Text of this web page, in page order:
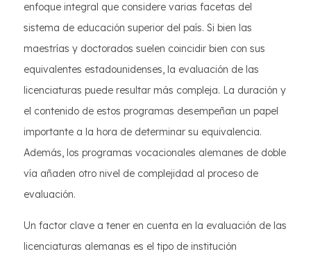
enfoque integral que considere varias facetas del
sistema de educación superior del país. Si bien las
maestrías y doctorados suelen coincidir bien con sus
equivalentes estadounidenses, la evaluación de las
licenciaturas puede resultar más compleja. La duración y
el contenido de estos programas desempeñan un papel
importante a la hora de determinar su equivalencia.
Además, los programas vocacionales alemanes de doble
vía añaden otro nivel de complejidad al proceso de
evaluación.
Un factor clave a tener en cuenta en la evaluación de las
licenciaturas alemanas es el tipo de institución